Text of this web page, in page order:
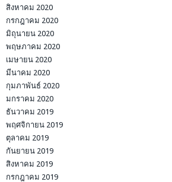
สิงหาคม 2020
กรกฎาคม 2020
มิถุนายน 2020
พฤษภาคม 2020
เมษายน 2020
มีนาคม 2020
กุมภาพันธ์ 2020
มกราคม 2020
ธันวาคม 2019
พฤศจิกายน 2019
ตุลาคม 2019
กันยายน 2019
สิงหาคม 2019
กรกฎาคม 2019